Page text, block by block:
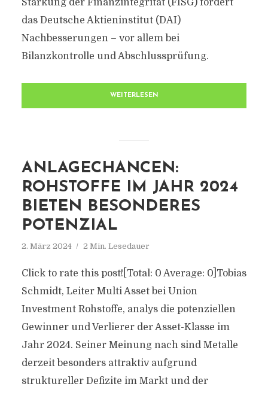
Stärkung der Finanzintegrität (FISG) fordert
das Deutsche Aktieninstitut (DAI)
Nachbesserungen – vor allem bei
Bilanzkontrolle und Abschlussprüfung.
WEITERLESEN
ANLAGECHANCEN:
ROHSTOFFE IM JAHR 2024
BIETEN BESONDERES
POTENZIAL
2. März 2024 2 Min. Lesedauer
Click to rate this post![Total: 0 Average: 0]Tobias
Schmidt, Leiter Multi Asset bei Union
Investment Rohstoffe, analys die potenziellen
Gewinner und Verlierer der Asset-Klasse im
Jahr 2024. Seiner Meinung nach sind Metalle
derzeit besonders attraktiv aufgrund
struktureller Defizite im Markt und der